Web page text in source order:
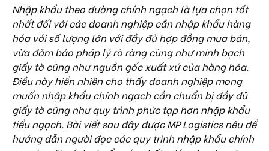
Nhập khẩu theo đường chính ngạch là lựa chọn tốt
nhất đối với các doanh nghiệp cần nhập khẩu hàng
hóa với số lượng lớn với đầy đủ hợp đồng mua bán,
vừa đảm bảo pháp lý rõ ràng cũng như minh bạch
giấy tờ cũng như nguồn gốc xuất xứ của hàng hóa.
Điều này hiển nhiên cho thấy doanh nghiệp mong
muốn nhập khẩu chính ngạch cần chuẩn bị đầy đủ
giấy tờ cũng như quy trình phức tạp hơn nhập khẩu
tiểu ngạch. Bài viết sau đây được MP Logistics nêu để
hướng dẫn người đọc các quy trình nhập khẩu chính